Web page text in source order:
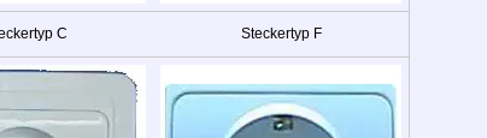
C Steckertyp F